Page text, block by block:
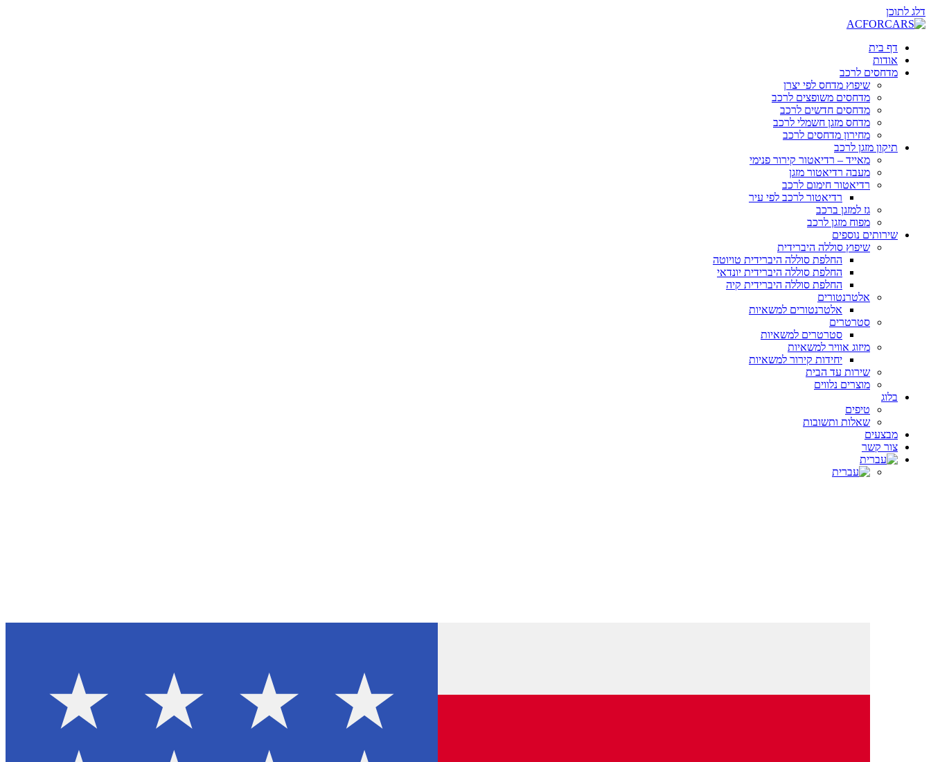
דלג לתוכן
דף בית
אודות
מדחסים לרכב
שיפוץ מדחס לפי יצרן
מדחסים משופצים לרכב
מדחסים חדשים לרכב
מדחס מזגן חשמלי לרכב
מחירון מדחסים לרכב
תיקון מזגן לרכב
מאייד – רדיאטור קירור פנימי
מעבה רדיאטור מזגן
רדיאטור חימום לרכב
רדיאטור לרכב לפי עיר
גז למזגן ברכב
מפוח מזגן לרכב
שירותים נוספים
שיפוץ סוללה היברידית
החלפת סוללה היברידית טויוטה
החלפת סוללה היברידית יונדאי
החלפת סוללה היברידית קיה
אלטרנטורים
אלטרנטורים למשאיות
סטרטרים
סטרטרים למשאיות
מיזוג אוויר למשאיות
יחידות קירור למשאיות
שירות עד הבית
מוצרים נלווים
בלוג
טיפים
שאלות ותשובות
מבצעים
צור קשר